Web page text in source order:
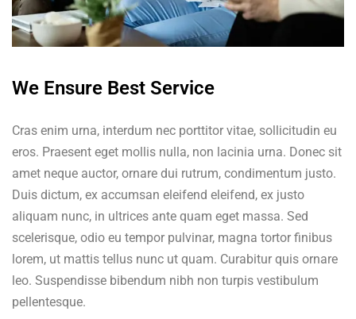
We Ensure Best Service
Cras enim urna, interdum nec porttitor vitae, sollicitudin eu
eros. Praesent eget mollis nulla, non lacinia urna. Donec sit
amet neque auctor, ornare dui rutrum, condimentum justo.
Duis dictum, ex accumsan eleifend eleifend, ex justo
aliquam nunc, in ultrices ante quam eget massa. Sed
scelerisque, odio eu tempor pulvinar, magna tortor finibus
lorem, ut mattis tellus nunc ut quam. Curabitur quis ornare
leo. Suspendisse bibendum nibh non turpis vestibulum
pellentesque.